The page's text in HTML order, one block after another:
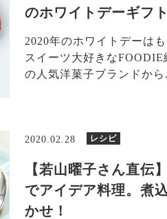
のホワイトデーギフ
2020年のホワイトデーは
スイーツ大好きな
の人気洋菓子ブランドから
2020.02.28 レシピ
【若山曜子さん直伝
でアイデア料理。煮
かせ！